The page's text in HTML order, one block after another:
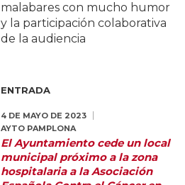
malabares con mucho humor
y la participación colaborativa
de la audiencia
ENTRADA
4 DE MAYO DE 2023
AYTO PAMPLONA
El Ayuntamiento cede un local
municipal próximo a la zona
hospitalaria a la Asociación